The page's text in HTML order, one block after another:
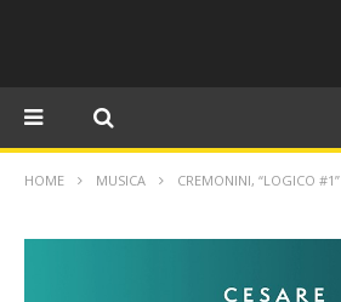
HOME MUSICA CREMONINI, “LOGICO #1”